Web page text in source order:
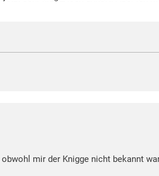
mir der Knigge nicht bekannt